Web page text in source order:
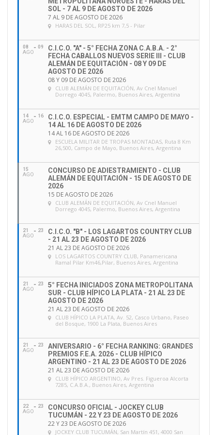
SOL - 7 AL 9 DE AGOSTO DE 2026
7 AL 9 DE AGOSTO DE 2026
HARAS DEL SOL, RP25 km 7,5 - Pilar
08
AGO
09
C.I.C.O. "A" - 5° FECHA ZONA C.A.B.A. - 2°
FECHA CABALLOS NUEVOS SERIE III - CLUB
ALEMÁN DE EQUITACIÓN - 08 Y 09 DE
AGOSTO DE 2026
08 Y 09 DE AGOSTO DE 2026
CLUB ALEMÁN DE EQUITACIÓN, Av Cnel Manuel
Dorrego 4045, Palermo, Buenos Aires, Argentina
14
AGO
16
C.I.C.O. ESPECIAL - EMTM CAMPO DE MAYO -
14 AL 16 DE AGOSTO DE 2026
14 AL 16 DE AGOSTO DE 2026
ESCUELA MILITAR DE TROPAS MONTADAS, Ruta 8 Km
26,500, Campo de Mayo, Buenos Aires, Argentina
15
AGO
CONCURSO DE ADIESTRAMIENTO - CLUB
ALEMÁN DE EQUITACIÓN - 15 DE AGOSTO DE
2026
15 DE AGOSTO DE 2026
CLUB ALEMÁN DE EQUITACIÓN, Av Cnel Manuel
Dorrego 4045, Palermo, Buenos Aires, Argentina
21
AGO
23
C.I.C.O. "B" - LOS LAGARTOS COUNTRY CLUB
- 21 AL 23 DE AGOSTO DE 2026
21 AL 23 DE AGOSTO DE 2026
LOS LAGARTOS COUNTRY CLUB, Panamericana
Ramal Pilar Km46,Pilar, Buenos Aires, Argentina
21
AGO
23
5° FECHA INICIADOS ZONA METROPOLITANA
SUR - CLUB HÍPICO LA PLATA - 21 AL 23 DE
AGOSTO DE 2026
21 AL 23 DE AGOSTO DE 2026
CLUB HÍPICO LA PLATA, Av. 52, Casco Urbano, Paseo
del Bosque, 1900 La Plata, Buenos Aires
21
AGO
23
ANIVERSARIO - 6° FECHA RANKING: GRANDES
PREMIOS F.E.A. 2026 - CLUB HÍPICO
ARGENTINO - 21 AL 23 DE AGOSTO DE 2026
21 AL 23 DE AGOSTO DE 2026
CLUB HÍPICO ARGENTINO, Av Pres. Figueroa Alcorta
7285, C.A.B.A., Buenos Aires, Argentina
22
AGO
23
CONCURSO OFICIAL - JOCKEY CLUB
TUCUMÁN - 22 Y 23 DE AGOSTO DE 2026
22 Y 23 DE AGOSTO DE 2026
JOCKEY CLUB TUCUMÁN, San Martín 451, 4000 San